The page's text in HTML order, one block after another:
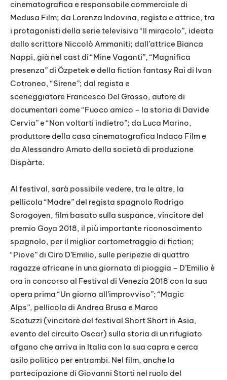
cinematografica e responsabile commerciale di
Medusa Film; da Lorenza Indovina, regista e attrice, tra
i protagonisti della serie televisiva “Il miracolo”, ideata
dallo scrittore Niccolò Ammaniti; dall’attrice Bianca
Nappi, già nel cast di “Mine Vaganti”, “Magnifica
presenza” di Özpetek e della fiction fantasy Rai di Ivan
Cotroneo, “Sirene”; dal regista e
sceneggiatore Francesco Del Grosso, autore di
documentari come “Fuoco amico – la storia di Davide
Cervia” e “Non voltarti indietro”; da Luca Marino,
produttore della casa cinematografica Indaco Film e
da Alessandro Amato della società di produzione
Dispàrte.
Al festival, sarà possibile vedere, tra le altre, la
pellicola “Madre” del regista spagnolo Rodrigo
Sorogoyen, film basato sulla suspance, vincitore del
premio Goya 2018, il più importante riconoscimento
spagnolo, per il miglior cortometraggio di fiction;
“Piove” di Ciro D’Emilio, sulle peripezie di quattro
ragazze africane in una giornata di pioggia – D’Emilio è
ora in concorso al Festival di Venezia 2018 con la sua
opera prima “Un giorno all’improvviso”; “Magic
Alps”, pellicola di Andrea Brusa e Marco
Scotuzzi (vincitore del festival Short Short in Asia,
evento del circuito Oscar) sulla storia di un rifugiato
afgano che arriva in Italia con la sua capra e cerca
asilo politico per entrambi. Nel film, anche la
partecipazione di Giovanni Storti nel ruolo del